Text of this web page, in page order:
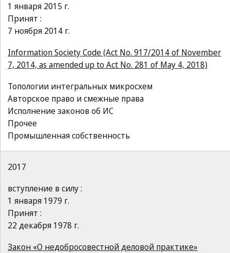
1 января 2015 г.
Принят :
7 ноября 2014 г.
Information Society Code (Act No. 917/2014 of November
7, 2014, as amended up to Act No. 281 of May 4, 2018)
Топологии интегральных микросхем
Авторское право и смежные права
Исполнение законов об ИС
Прочее
Промышленная собственность
2017
вступление в силу :
1 января 1979 г.
Принят :
22 декабря 1978 г.
Закон «О недобросовестной деловой практике»